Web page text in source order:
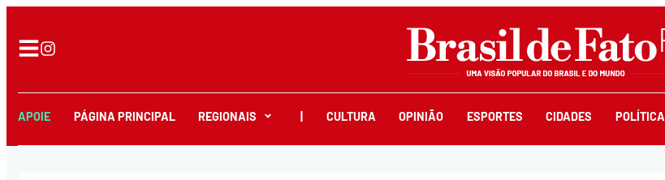
APOIE PÁGINA PRINCIPAL REGIONAIS CULTURA OPINIÃO ESPORTES CIDADES POLÍTICA